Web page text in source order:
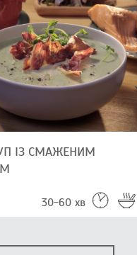
ІЗ СМАЖЕНИМ
30-60 хв